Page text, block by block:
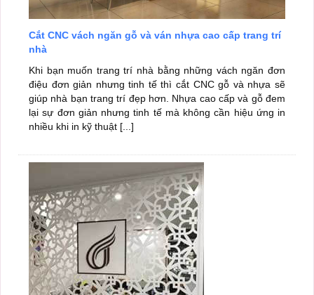
Cắt CNC vách ngăn gỗ và ván nhựa cao cấp trang trí
nhà
Khi bạn muốn trang trí nhà bằng những vách ngăn đơn
điệu đơn giản nhưng tinh tế thì cắt CNC gỗ và nhựa sẽ
giúp nhà bạn trang trí đẹp hơn. Nhựa cao cấp và gỗ đem
lại sự đơn giản nhưng tinh tế mà không cần hiệu ứng in
nhiều khi in kỹ thuật [...]